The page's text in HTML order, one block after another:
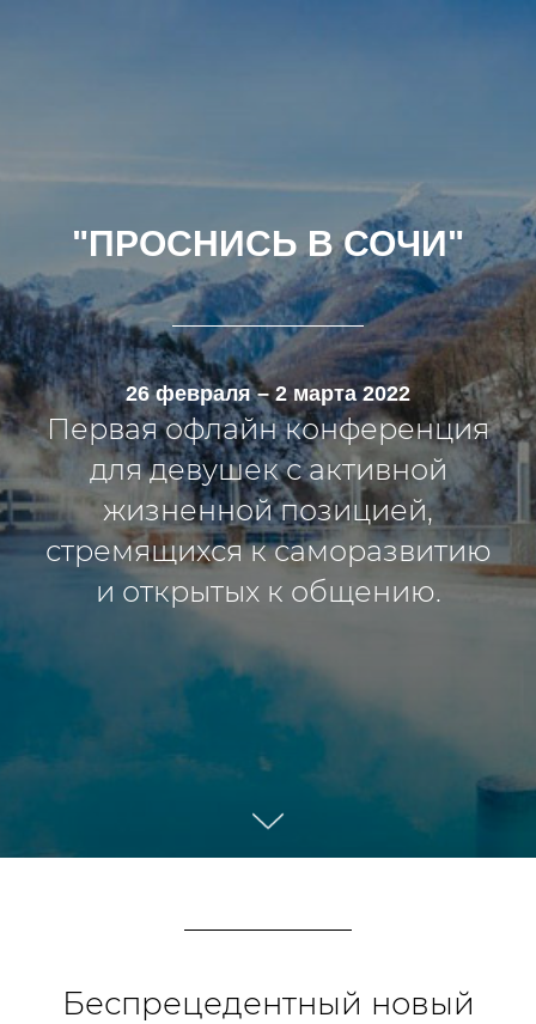
"ПРОСНИСЬ В СОЧИ"
26 февраля – 2 марта 2022
Первая офлайн конференция
для девушек с активной
жизненной позицией,
стремящихся к саморазвитию
и открытых к общению.
Беспрецедентный новый